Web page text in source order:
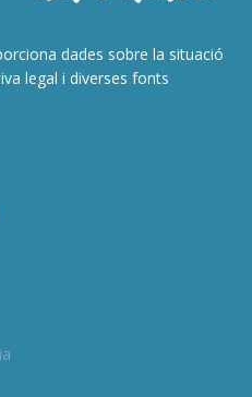
dades sobre la situació
legal i diverses fonts